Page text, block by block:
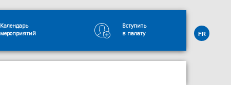
Календарь
мероприятий
Вступить
в палату
FR